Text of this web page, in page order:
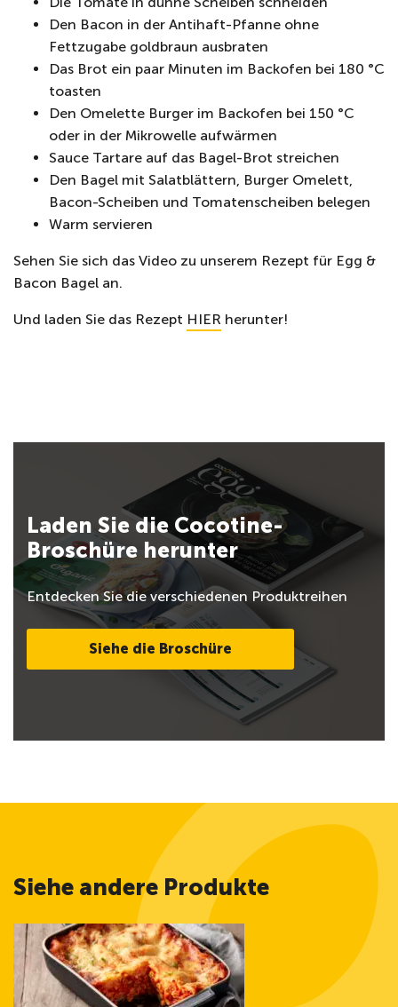
Den Bacon in der Antihaft-Pfanne ohne
Fettzugabe goldbraun ausbraten
Das Brot ein paar Minuten im Backofen bei 180 °C
toasten
Den Omelette Burger im Backofen bei 150 °C
oder in der Mikrowelle aufwärmen
Sauce Tartare auf das Bagel-Brot streichen
Den Bagel mit Salatblättern, Burger Omelett,
Bacon-Scheiben und Tomatenscheiben belegen
Warm servieren
Sehen Sie sich das Video zu unserem Rezept für Egg &
Bacon Bagel an.
Und laden Sie das Rezept HIER herunter!
Laden Sie die Cocotine-
Broschüre herunter
Entdecken Sie die verschiedenen Produktreihen
Siehe die Broschüre
Siehe andere Produkte